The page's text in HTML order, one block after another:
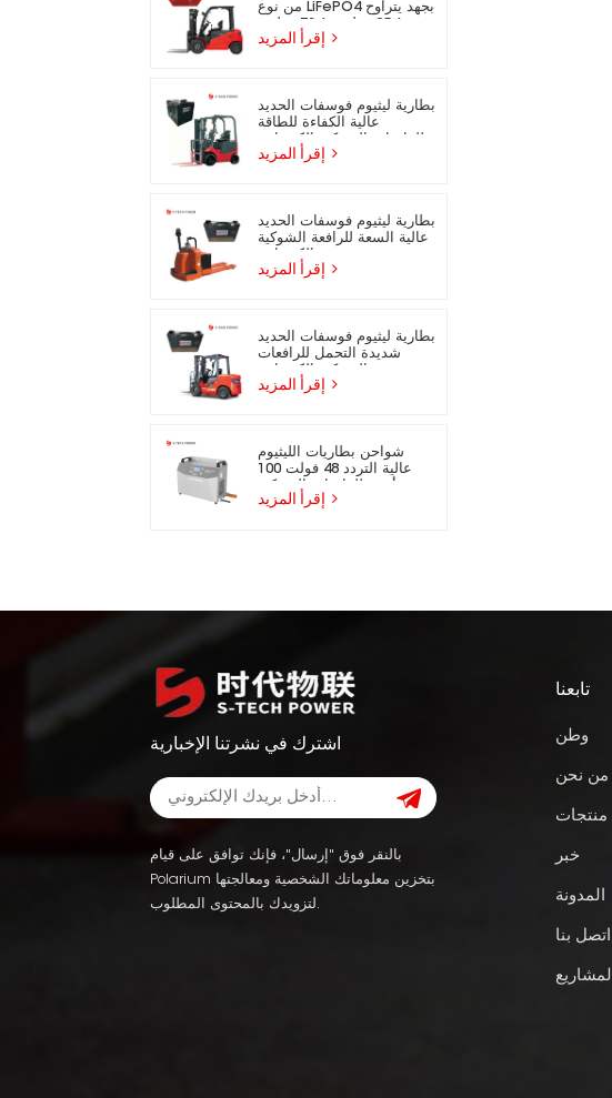
من نوع LiFePO4 بجهد يتراوح
مناسبة للرافعات الشوكية
بطارية ليثيوم فوسفات الحديد
عالية الكفاءة للطاقة
بطارية ليثيوم فوسفات الحديد
عالية السعة للرافعة الشوكية
بطارية ليثيوم فوسفات الحديد
شديدة التحمل للرافعات
شواحن بطاريات الليثيوم
عالية التردد 48 فولت 100
أمبير للرافعات الشوكية
اشترك في نشرتنا الإخبارية
بالنقر فوق "إرسال"، فإنك توافق على قيام
Polarium بتخزين معلوماتك الشخصية ومعالجتها
لتزويدك بالمحتوى المطلوب.
تابعنا
وطن
من نحن
منتجات
خبر
المدونة
اتصل بنا
المشاريع